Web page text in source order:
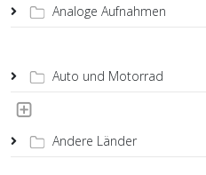
Analoge Aufnahmen
Auto und Motorrad
Andere Länder